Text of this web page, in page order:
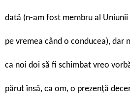
dată (n-am fost membru al
pe vremea când o conducea), dar
ca noi doi să fi schimbat vreo
părut însă, ca om, o prezență